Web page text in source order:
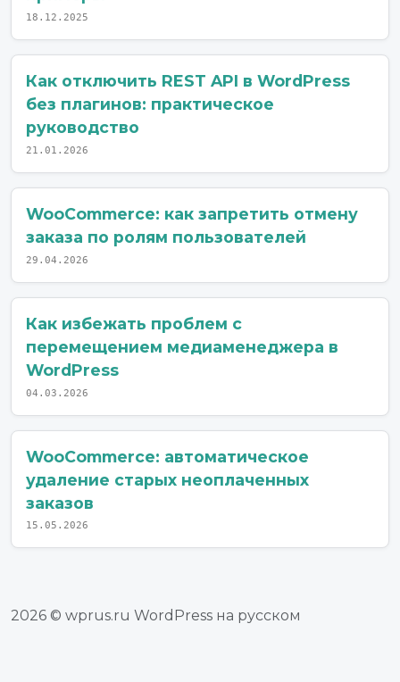
18.12.2025
Как отключить REST API в WordPress
без плагинов: практическое
руководство
21.01.2026
WooCommerce: как запретить отмену
заказа по ролям пользователей
29.04.2026
Как избежать проблем с
перемещением медиаменеджера в
WordPress
04.03.2026
WooCommerce: автоматическое
удаление старых неоплаченных
заказов
15.05.2026
2026 © wprus.ru WordPress на русском